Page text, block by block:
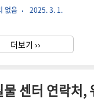
방법에 대해 알아보겠습니
신청방법서울시는 출산 후
중입니다. 이 프로그램을
없음 2025. 3. 1.
더보기 ››
센터 연락처,